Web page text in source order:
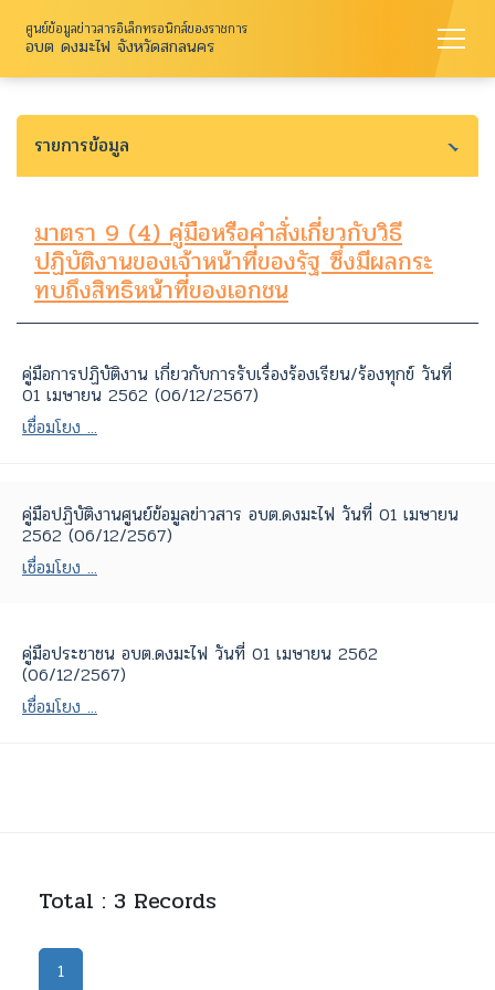
ศูนย์ข้อมูลข่าวสารอิเล็กทรอนิกส์ของราชการ
อบต ดงมะไฟ จังหวัดสกลนคร
รายการข้อมูล
มาตรา 9 (4) คู่มือหรือคำสั่งเกี่ยวกับวิธี
ปฏิบัติงานของเจ้าหน้าที่ของรัฐ ซึ่งมีผลกระ
ทบถึงสิทธิหน้าที่ของเอกชน
คู่มือการปฏิบัติงาน เกี่ยวกับการรับเรื่องร้องเรียน/ร้องทุกข์ วันที่
01 เมษายน 2562 (06/12/2567)
เชื่อมโยง ...
คู่มือปฏิบัติงานศูนย์ข้อมูลข่าวสาร อบต.ดงมะไฟ วันที่ 01 เมษายน
2562 (06/12/2567)
เชื่อมโยง ...
คู่มือประชาชน อบต.ดงมะไฟ วันที่ 01 เมษายน 2562
(06/12/2567)
เชื่อมโยง ...
Total : 3 Records
1